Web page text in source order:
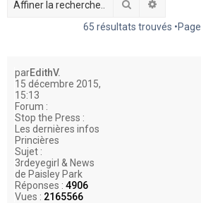
Rechercher
65 résultats trouvés •Page
parEdithV.
15 décembre 2015,
15:13
Forum :
Stop the Press :
Les dernières infos
Princières
Sujet :
3rdeyegirl & News
de Paisley Park
Réponses : 4906
Vues : 2165566